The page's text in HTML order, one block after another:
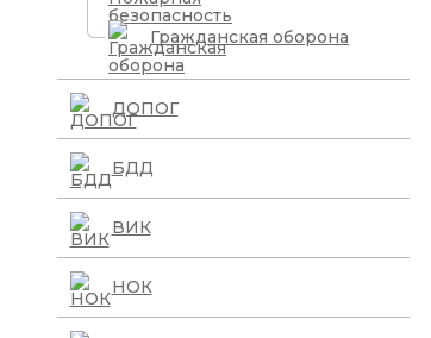
Гражданская оборона
ДОПОГ
БДД
ВИК
НОК